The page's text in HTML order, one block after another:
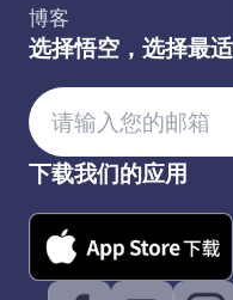
博客
选择悟空，选择最
下载我们的应用